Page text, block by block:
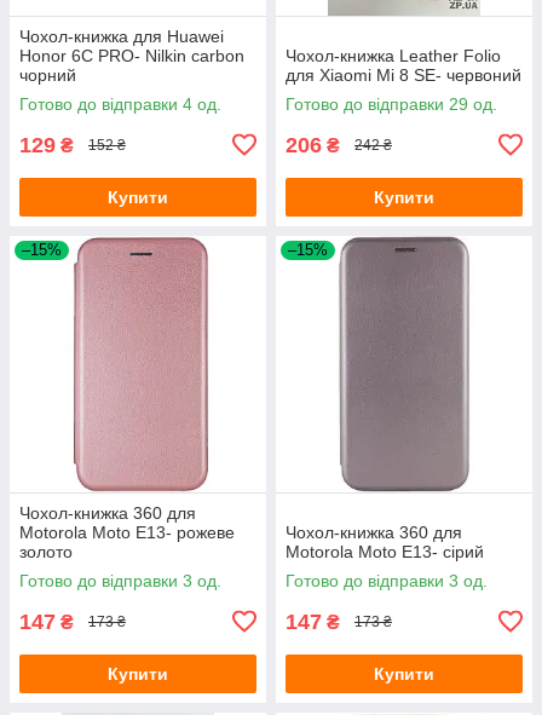
Чохол-книжка для Huawei
Honor 6C PRO- Nilkin carbon
чорний
Готово до відправки 4 од.
129 ₴ 152 ₴
Купити
Чохол-книжка Leather Folio
для Xiaomi Mi 8 SE- червоний
Готово до відправки 29 од.
206 ₴ 242 ₴
Купити
–15%
Чохол-книжка 360 для
Motorola Moto E13- рожеве
золото
Готово до відправки 3 од.
147 ₴ 173 ₴
Купити
–15%
Чохол-книжка 360 для
Motorola Moto E13- сірий
Готово до відправки 3 од.
147 ₴ 173 ₴
Купити